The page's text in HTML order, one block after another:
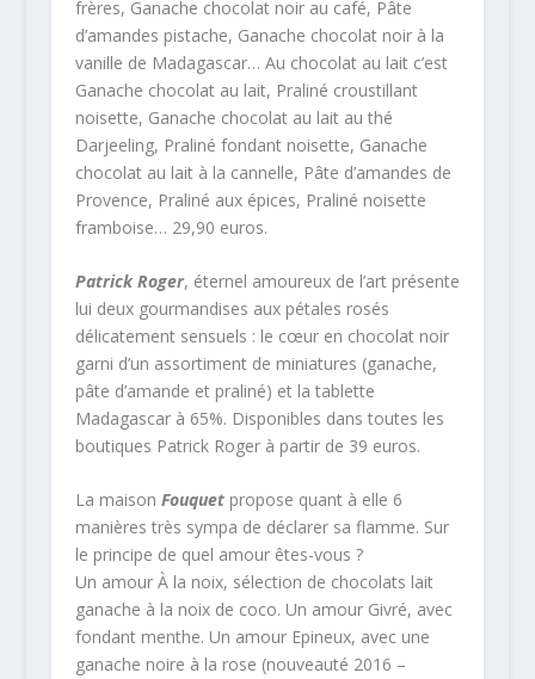
frères, Ganache chocolat noir au café, Pâte
d’amandes pistache, Ganache chocolat noir à la
vanille de Madagascar… Au chocolat au lait c’est
Ganache chocolat au lait, Praliné croustillant
noisette, Ganache chocolat au lait au thé
Darjeeling, Praliné fondant noisette, Ganache
chocolat au lait à la cannelle, Pâte d’amandes de
Provence, Praliné aux épices, Praliné noisette
framboise… 29,90 euros.
Patrick Roger, éternel amoureux de l’art présente
lui deux gourmandises aux pétales rosés
délicatement sensuels : le cœur en chocolat noir
garni d’un assortiment de miniatures (ganache,
pâte d’amande et praliné) et la tablette
Madagascar à 65%. Disponibles dans toutes les
boutiques Patrick Roger à partir de 39 euros.
La maison Fouquetpropose quant à elle 6
manières très sympa de déclarer sa flamme. Sur
le principe de quel amour êtes-vous ?
Un amour À la noix, sélection de chocolats lait
ganache à la noix de coco. Un amour Givré, avec
fondant menthe. Un amour Epineux, avec une
ganache noire à la rose (nouveauté 2016 –